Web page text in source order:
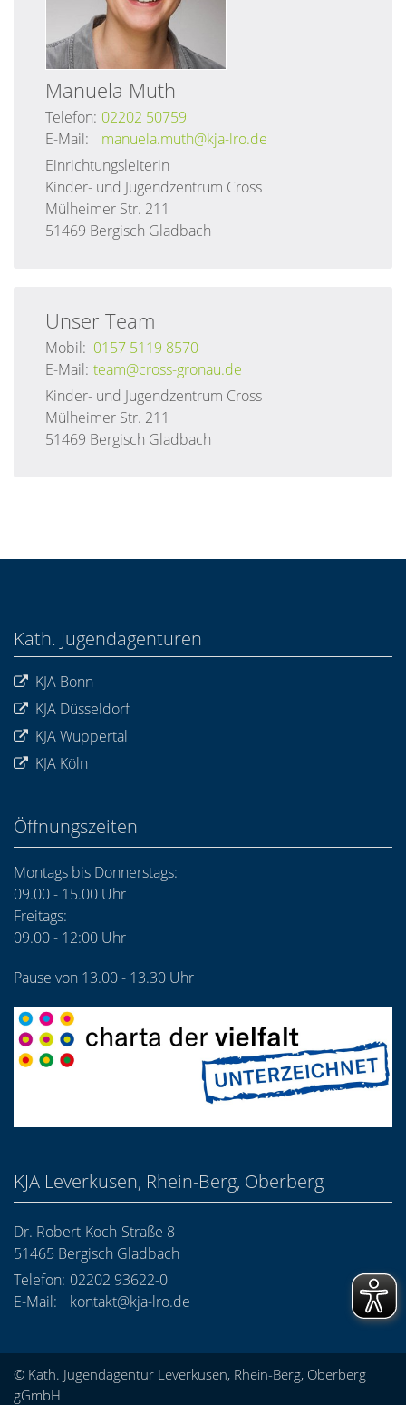
Manuela Muth
Telefon: 02202 50759
E-Mail:
manuela.muth@kja-lro.de
Einrichtungsleiterin
Kinder- und Jugendzentrum Cross
Mülheimer Str. 211
51469 Bergisch Gladbach
Unser Team
Mobil: 0157 5119 8570
E-Mail: team@cross-gronau.de
Kinder- und Jugendzentrum Cross
Mülheimer Str. 211
51469 Bergisch Gladbach
Kath. Jugendagenturen
KJA Bonn
KJA Düsseldorf
KJA Wuppertal
KJA Köln
Öffnungszeiten
Montags bis Donnerstags:
09.00 - 15.00 Uhr
Freitags:
09.00 - 12:00 Uhr
Pause von 13.00 - 13.30 Uhr
KJA Leverkusen, Rhein-Berg, Oberberg
Dr. Robert-Koch-Straße 8
51465 Bergisch Gladbach
Telefon: 02202 93622-0
E-Mail:
kontakt@kja-lro.de
© Kath. Jugendagentur Leverkusen, Rhein-Berg, Oberberg
gGmbH